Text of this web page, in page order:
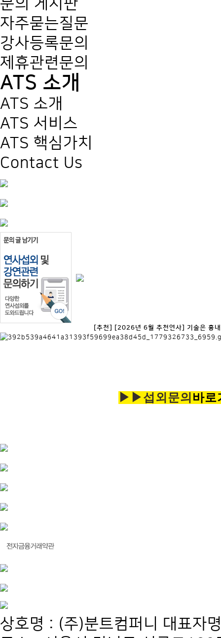
문의 게시판
자주묻는질문
강사등록문의
제휴관련문의
ATS 소개
ATS 소개
ATS 서비스
ATS 핵심가치
Contact Us
[추천] [2026년 6월 추천연사] 기술은 흉
▶▶섭외문의 바로
상호명 : (주)분트컴퍼니 대표자